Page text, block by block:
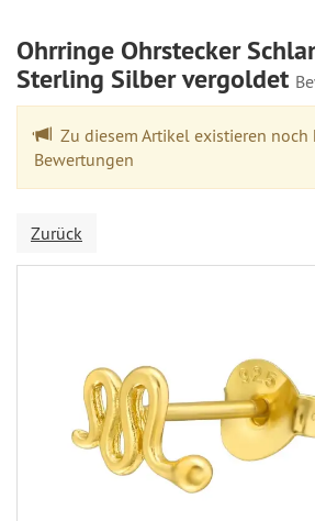
Ohrringe Ohrstecker
Sterling Silber vergoldet
Zu diesem Artikel existieren noch
Bewertungen
Zurück